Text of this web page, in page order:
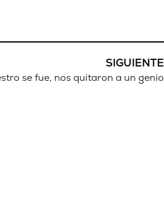
SIGUIENTE
se fue, nos quitaron a un genio